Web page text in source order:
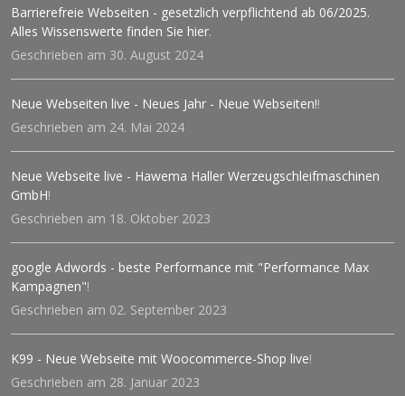
Barrierefreie Webseiten - gesetzlich verpflichtend ab 06/2025.
Alles Wissenswerte finden Sie hier.
Geschrieben am 30. August 2024
Neue Webseiten live - Neues Jahr - Neue Webseiten!!
Geschrieben am 24. Mai 2024
Neue Webseite live - Hawema Haller Werzeugschleifmaschinen
GmbH!
Geschrieben am 18. Oktober 2023
google Adwords - beste Performance mit "Performance Max
Kampagnen"!
Geschrieben am 02. September 2023
K99 - Neue Webseite mit Woocommerce-Shop live!
Geschrieben am 28. Januar 2023